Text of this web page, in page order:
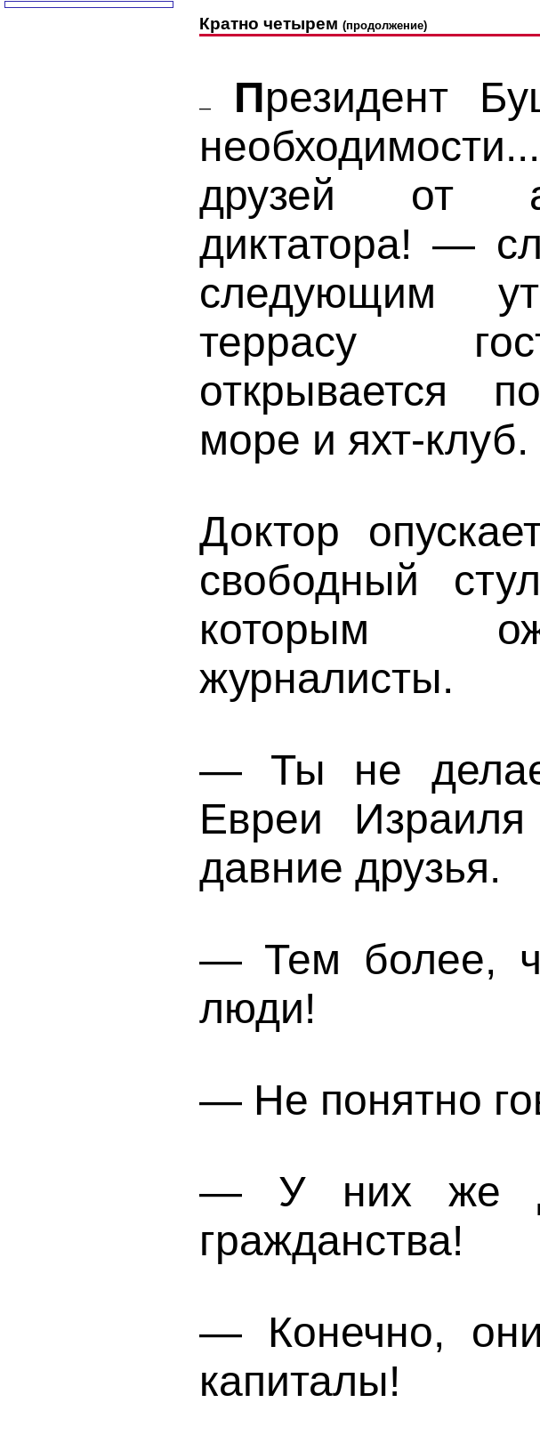
Кратно четырем (продолжение)
— Президент
друзей от
диктатора! —
следующим
террасу
открывается
море и яхт-клуб.
Доктор
свободный
которым
журналисты.
— Ты не
Евреи
давние друзья.
— Тем более,
люди!
— Не понятно
— У них же
гражданства!
— Конечно, они
капиталы!